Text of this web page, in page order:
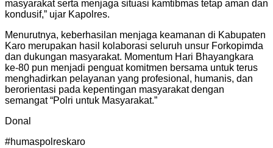
masyarakat serta menjaga situasi kamtibmas tetap aman dan
kondusif,” ujar Kapolres.
Menurutnya, keberhasilan menjaga keamanan di Kabupaten
Karo merupakan hasil kolaborasi seluruh unsur Forkopimda
dan dukungan masyarakat. Momentum Hari Bhayangkara
ke-80 pun menjadi penguat komitmen bersama untuk terus
menghadirkan pelayanan yang profesional, humanis, dan
berorientasi pada kepentingan masyarakat dengan
semangat “Polri untuk Masyarakat.”
Donal
#humaspolreskaro